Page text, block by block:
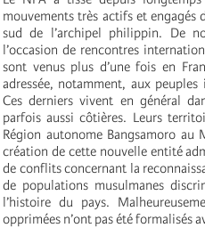
mouvements très actifs et engagés
sud de l’archipel philippin. De
l’occasion de rencontres
sont venus plus d’une fois en
adressée, notamment, aux
Ces derniers vivent en général
parfois aussi côtières. Leurs
Région autonome Bangsamoro au
création de cette nouvelle entité
de conflits concernant la
de populations musulmanes
l’histoire du pays.
opprimées n’ont pas été formalisés